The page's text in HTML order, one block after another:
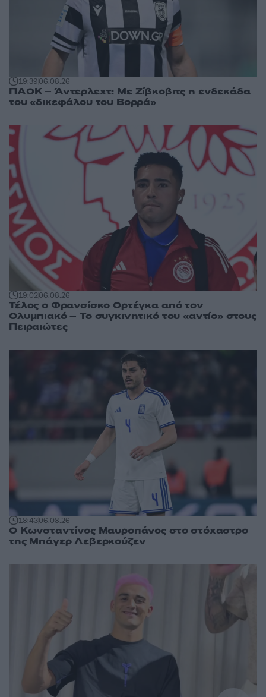
19:3906.08.26
ΠΑΟΚ – Άντερλεχτ: Με Ζίβκοβιτς η ενδεκάδα
του «δικεφάλου του Βορρά»
19:0206.08.26
Τέλος ο Φρανσίσκο Ορτέγκα από τον
Ολυμπιακό – Το συγκινητικό του «αντίο» στους
Πειραιώτες
18:4306.08.26
Ο Κωνσταντίνος Μαυροπάνος στο στόχαστρο
της Μπάγερ Λεβερκούζεν